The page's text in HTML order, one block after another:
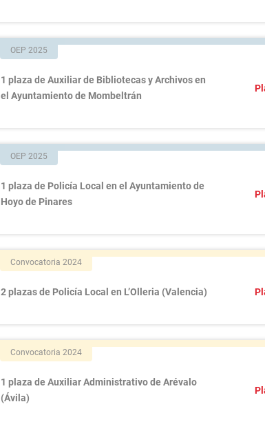
OEP 2025
1 plaza de Auxiliar de Bibliotecas y Archivos en
el Ayuntamiento de Mombeltrán
OEP 2025
1 plaza de Policía Local en el Ayuntamiento de
Hoyo de Pinares
Convocatoria 2024
2 plazas de Policía Local en L’Olleria (Valencia)
Convocatoria 2024
1 plaza de Auxiliar Administrativo de Arévalo
(Ávila)